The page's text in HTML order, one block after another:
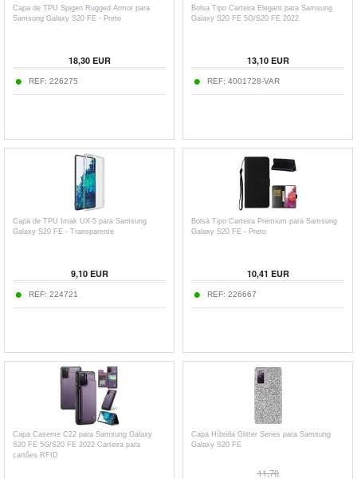
Capa de TPU Spigen Rugged Armor para
Samsung Galaxy S20 FE - Preto
18,30EUR
REF: 226275
Bolsa Tipo Carteira Elegant para Samsung
Galaxy S20 FE 5G/S20 FE 2022
13,10EUR
REF: 4001728-VAR
Capa de TPU Imak UX-5 para Samsung
Galaxy S20 FE - Transparente
9,10EUR
REF: 224721
Bolsa Tipo Carteira Premium para Samsung
Galaxy S20 FE - Preto
10,41 EUR
REF: 226667
Capa Caseme C22 para Samsung Galaxy
S20 FE 5G/S20 FE 2022 Carteira para
cartões RFID
Capa Híbrida Glitter Series para Samsung
Galaxy S20 FE
11,70